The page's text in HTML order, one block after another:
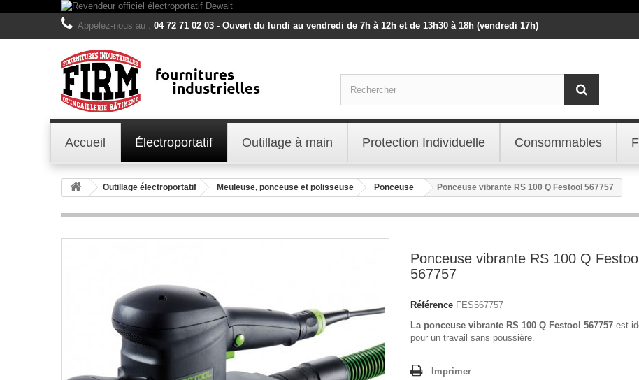
Appelez-nous au : 04 72 71 02 03 - Ouvert du lundi au vendredi de 7h à 12h et de 13h30 à 18h (vendredi 17h)
Accueil Électroportatif Outillage à main Protection Individuelle Consommables
Outillage électroportatif Meuleuse, ponceuse et polisseuse Ponceuse Ponceuse vibrante RS 100 Q Festool 567757
Ponceuse vibrante RS 100 Q Festool
567757
Référence FES567757
La ponceuse vibrante RS 100 Q Festool 567757 est
pour un travail sans poussière.
Imprimer